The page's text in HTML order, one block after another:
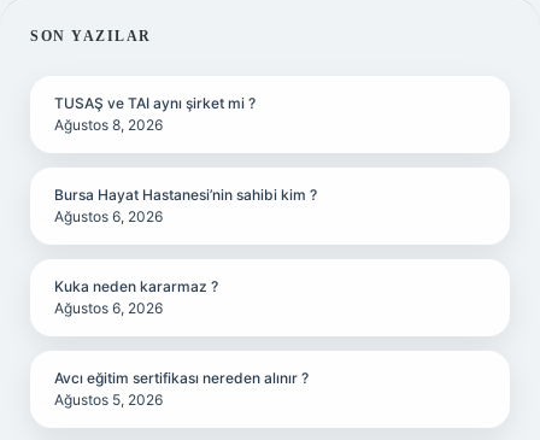
SIDEBAR
SON YAZILAR
TUSAŞ ve TAI aynı şirket mi ?
Ağustos 8, 2026
Bursa Hayat Hastanesi’nin sahibi kim ?
Ağustos 6, 2026
Kuka neden kararmaz ?
Ağustos 6, 2026
Avcı eğitim sertifikası nereden alınır ?
Ağustos 5, 2026